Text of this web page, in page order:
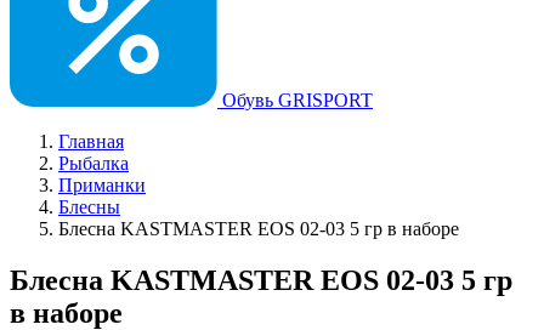
Обувь GRISPORT
Главная
Рыбалка
Приманки
Блесны
Блесна KASTMASTER EOS 02-03 5 гр в наборе
Блесна KASTMASTER EOS 02-03 5 гр
в наборе